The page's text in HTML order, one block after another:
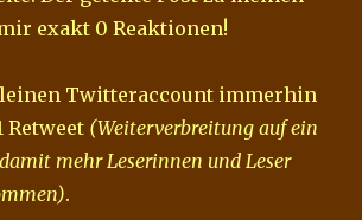
exakt 0 Reaktionen!
Twitteraccount immerhin
Retweet (Weiterverbreitung auf ein
mehr Leserinnen und Leser
.